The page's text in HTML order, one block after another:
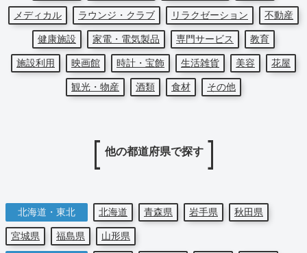
メディカル
ラウンジ・クラブ リラクゼーション
不動産
健康施設
家電・電気製品 専門サービス
教育
施設利用
映画館 時計・宝飾 生活雑貨 美容
花屋
観光・物産
酒類 食材 その他
他の都道府県で探す
北海道・東北 北海道 青森県 岩手県
秋田県
宮城県
福島県
山形県